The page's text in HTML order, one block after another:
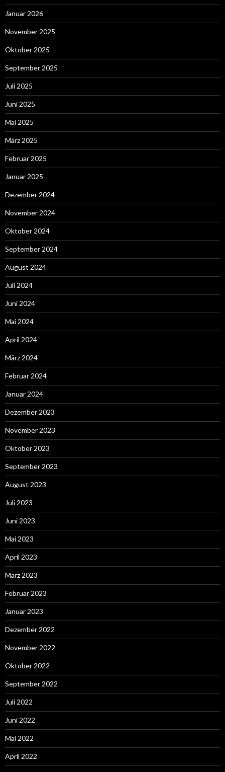
Januar 2026
November 2025
Oktober 2025
September 2025
Juli 2025
Juni 2025
Mai 2025
März 2025
Februar 2025
Januar 2025
Dezember 2024
November 2024
Oktober 2024
September 2024
August 2024
Juli 2024
Juni 2024
Mai 2024
April 2024
März 2024
Februar 2024
Januar 2024
Dezember 2023
November 2023
Oktober 2023
September 2023
August 2023
Juli 2023
Juni 2023
Mai 2023
April 2023
März 2023
Februar 2023
Januar 2023
Dezember 2022
November 2022
Oktober 2022
September 2022
Juli 2022
Juni 2022
Mai 2022
April 2022